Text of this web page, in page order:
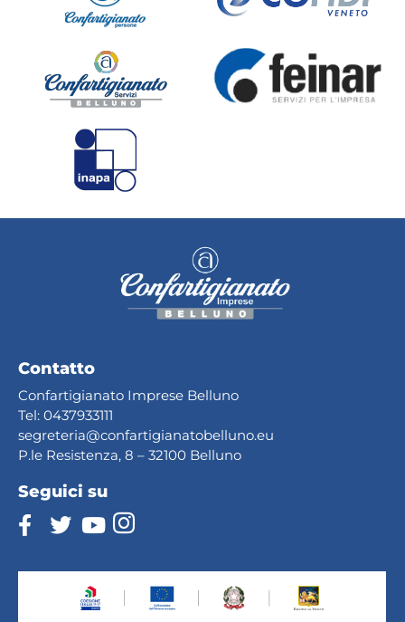
Contatto
Confartigianato Imprese Belluno
Tel: 0437933111
segreteria@confartigianatobelluno.eu
P.le Resistenza, 8 – 32100 Belluno
Seguici su